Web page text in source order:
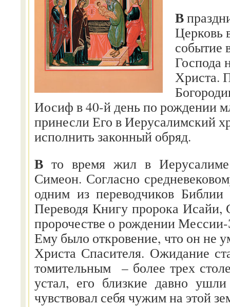
В
Церковь
событие
Господа
Христа.
Иосиф в 40-й день по рождении
принесли Его в Иерусалимский
исполнить законный обряд.
В то время жил в
Симеон. Согласно
одним из переводчиков
Переводя Книгу пророка Исайи,
пророчестве о рождении
Ему было откровение, что он не
Христа Спасителя. Ожидание
томительным – более трех
устал, его близкие давно
чувствовал себя чужим на этой